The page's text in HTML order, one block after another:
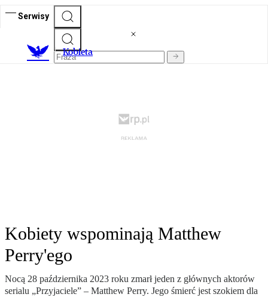
Serwisy
Kobieta
Kobiety wspominają Matthew
Perry'ego
Nocą 28 października 2023 roku zmarł jeden z głównych aktorów
serialu „Przyjaciele” – Matthew Perry. Jego śmierć jest szokiem dla